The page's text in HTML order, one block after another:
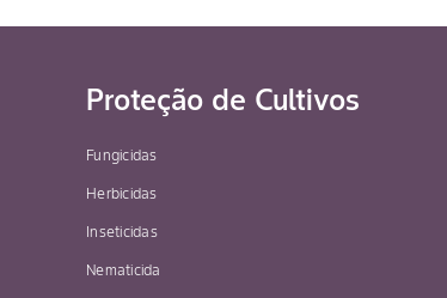
Proteção de Cultivos
Fungicidas
Herbicidas
Inseticidas
Nematicida